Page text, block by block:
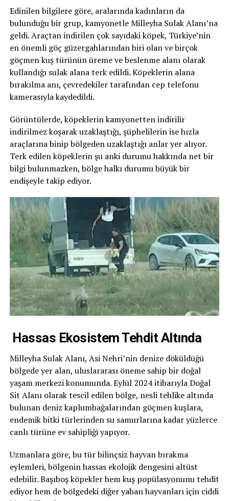
Edinilen bilgilere göre, aralarında kadınların da
bulunduğu bir grup, kamyonetle Milleyha Sulak Alanı’na
geldi. Araçtan indirilen çok sayıdaki köpek, Türkiye’nin
en önemli göç güzergahlarından biri olan ve birçok
göçmen kuş türünün üreme ve beslenme alanı olarak
kullandığı sulak alana terk edildi. Köpeklerin alana
bırakılma anı, çevredekiler tarafından cep telefonu
kamerasıyla kaydedildi.
Görüntülerde, köpeklerin kamyonetten indirilir
indirilmez koşarak uzaklaştığı, şüphelilerin ise hızla
araçlarına binip bölgeden uzaklaştığı anlar yer alıyor.
Terk edilen köpeklerin şu anki durumu hakkında net bir
bilgi bulunmazken, bölge halkı durumu büyük bir
endişeyle takip ediyor.
Hassas Ekosistem Tehdit Altında
Milleyha Sulak Alanı, Asi Nehri’nin denize döküldüğü
bölgede yer alan, uluslararası öneme sahip bir doğal
yaşam merkezi konumunda. Eylül 2024 itibarıyla Doğal
Sit Alanı olarak tescil edilen bölge, nesli tehlike altında
bulunan deniz kaplumbağalarından göçmen kuşlara,
endemik bitki türlerinden su samurlarına kadar yüzlerce
canlı türüne ev sahipliği yapıyor.
Uzmanlara göre, bu tür bilinçsiz hayvan bırakma
eylemleri, bölgenin hassas ekolojik dengesini altüst
edebilir. Başıboş köpekler hem kuş popülasyonunu tehdit
ediyor hem de bölgedeki diğer yaban hayvanları için ciddi